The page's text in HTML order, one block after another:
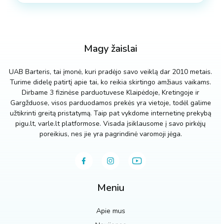
Magy žaislai
UAB Barteris, tai įmonė, kuri pradėjo savo veiklą dar 2010 metais.
Turime didelę patirtį apie tai, ko reikia skirtingo amžiaus vaikams.
Dirbame 3 fizinėse parduotuvese Klaipėdoje, Kretingoje ir
Gargžduose, visos parduodamos prekės yra vietoje, todėl galime
užtikrinti greitą pristatymą. Taip pat vykdome internetinę prekybą
pigu.lt, varle.lt platformose. Visada įsiklausome į savo pirkėjų
poreikius, nes jie yra pagrindinė varomoji jėga.
Meniu
Apie mus